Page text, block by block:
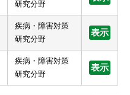
研究分野
疾病・障害対策
研究分野
表示
疾病・障害対策
研究分野
表示